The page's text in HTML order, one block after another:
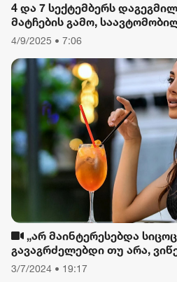
4 და 7 სექტემბერს
მატჩების გამო,
შეიზღუდება
4/9/2025 • 7:06
„არ მაინტერესებდა
გავაგრძელებდი თუ არა,
დავიწყებული მქონდა კვება,
3/7/2024 • 19:17